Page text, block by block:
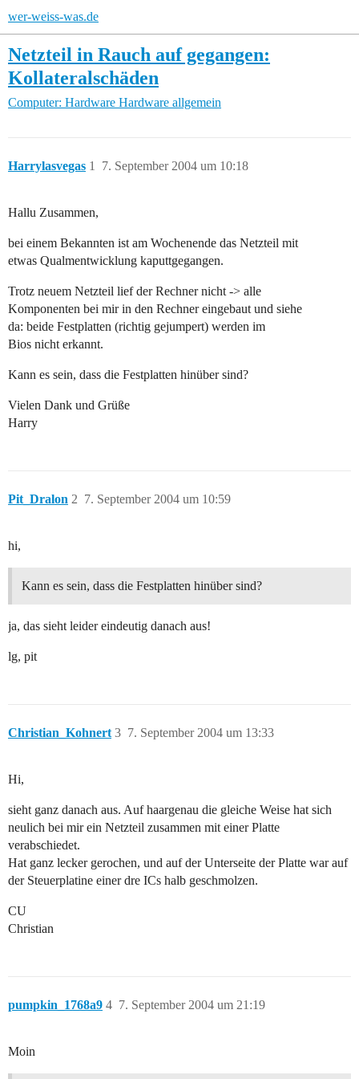
wer-weiss-was.de
Netzteil in Rauch auf gegangen:
Kollateralschäden
Computer: Hardware Hardware allgemein
Harrylasvegas 7. September 2004 um 10:18
1
Hallu Zusammen,
bei einem Bekannten ist am Wochenende das Netzteil mit
etwas Qualmentwicklung kaputtgegangen.
Trotz neuem Netzteil lief der Rechner nicht -> alle
Komponenten bei mir in den Rechner eingebaut und siehe
da: beide Festplatten (richtig gejumpert) werden im
Bios nicht erkannt.
Kann es sein, dass die Festplatten hinüber sind?
Vielen Dank und Grüße
Harry
Pit_Dralon 7. September 2004 um 10:59
2
hi,
Kann es sein, dass die Festplatten hinüber sind?
ja, das sieht leider eindeutig danach aus!
lg, pit
Christian_Kohnert 7. September 2004 um 13:33
3
Hi,
sieht ganz danach aus. Auf haargenau die gleiche Weise hat sich
neulich bei mir ein Netzteil zusammen mit einer Platte
verabschiedet.
Hat ganz lecker gerochen, und auf der Unterseite der Platte war auf
der Steuerplatine einer dre ICs halb geschmolzen.
CU
Christian
pumpkin_1768a9 7. September 2004 um 21:19
4
Moin